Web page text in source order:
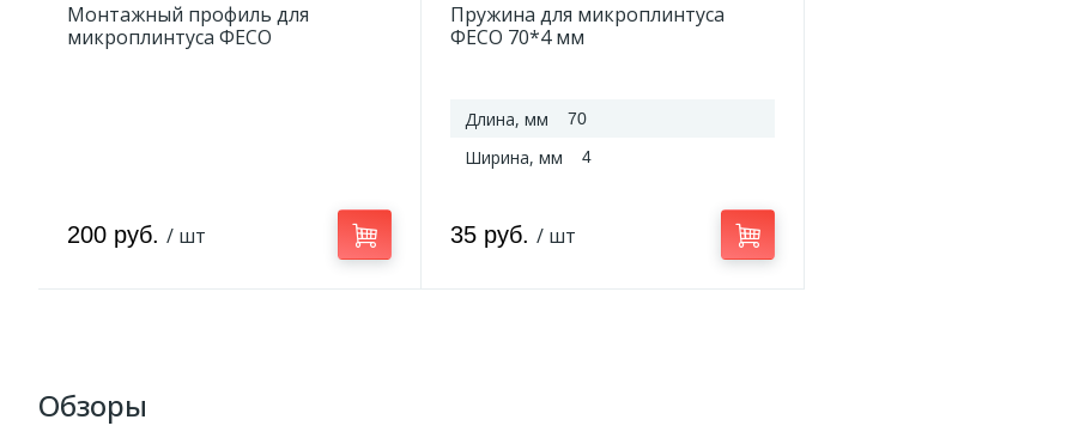
Монтажный профиль для
микроплинтуса ФЕСО
200 руб. / шт
Пружина для микроплинтуса
ФЕСО 70*4 мм
Длина, мм 70
Ширина, мм 4
35 руб. / шт
Обзоры